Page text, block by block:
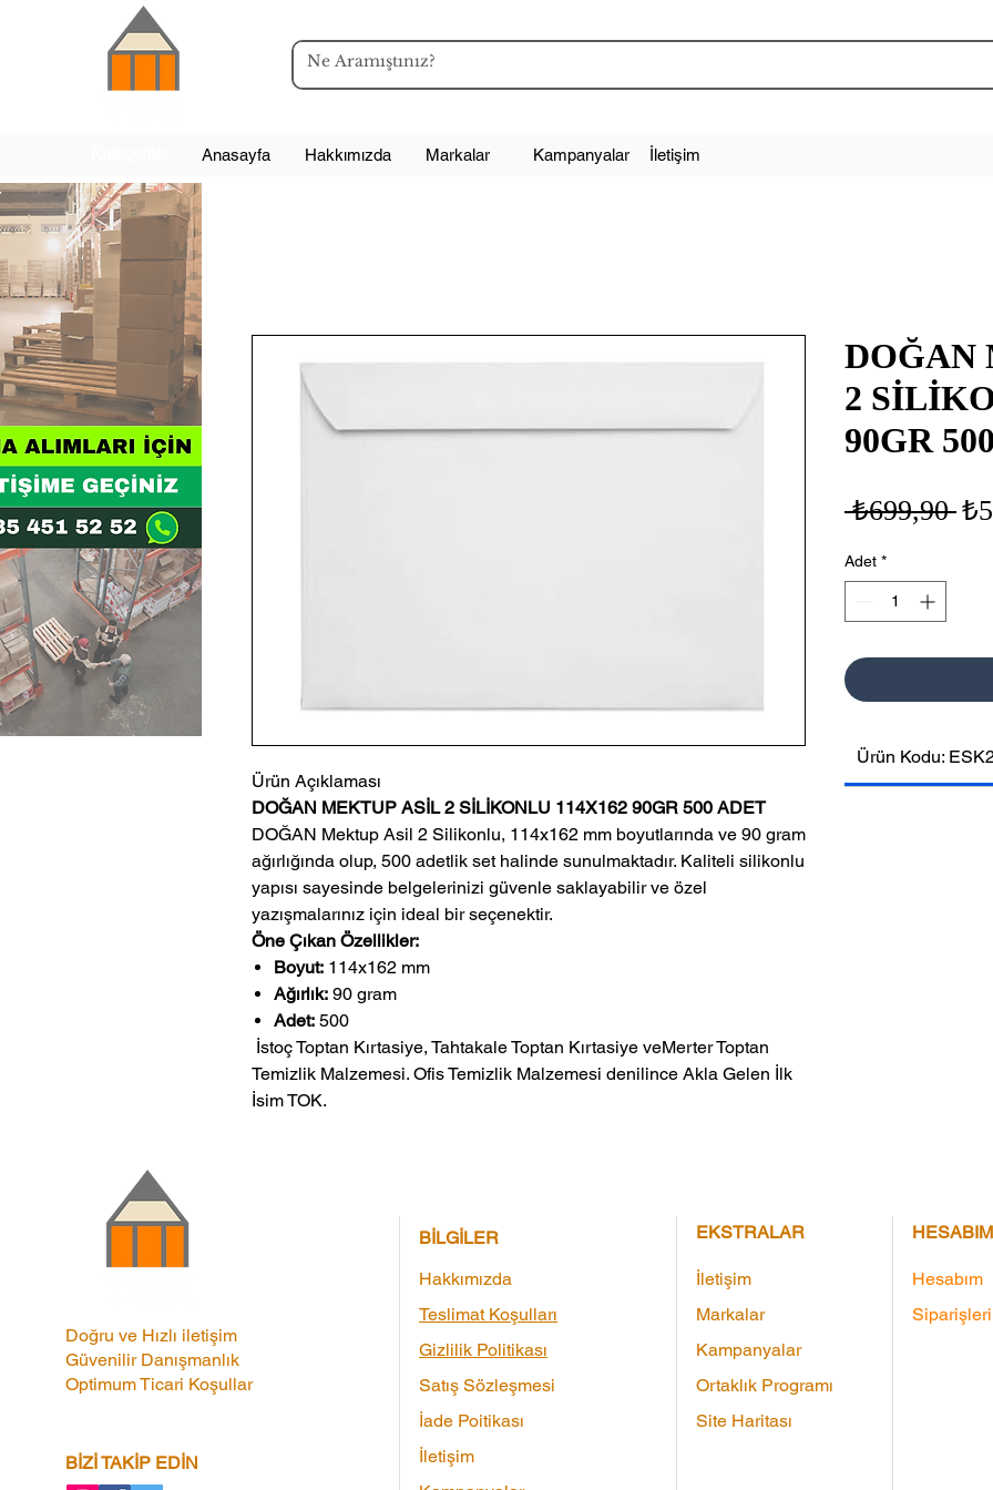
Anasayfa Hakkımızda Markalar Kampanyalar İletişim
Ürün Açıklaması
DOĞAN MEKTUP ASİL 2 SİLİKONLU 114X162 90GR 500 ADET
DOĞAN Mektup Asil 2 Silikonlu, 114x162 mm boyutlarında ve 90 gram
ağırlığında olup, 500 adetlik set halinde sunulmaktadır. Kaliteli silikonlu
yapısı sayesinde belgelerinizi güvenle saklayabilir ve özel
yazışmalarınız için ideal bir seçenektir.
Öne Çıkan Özellikler:
Boyut: 114x162 mm
Ağırlık: 90 gram
Adet: 500
Temizlik Malzemesi. Ofis Temizlik Malzemesi denilince Akla Gelen İlk
İsim TOK.
DOĞAN
2
90GR
₺699,90
Adet *
Ürün Kodu:
Doğru ve Hızlı iletişim
Güvenilir Danışmanlık
Optimum Ticari Koşullar
BİZİ TAKİP EDİN
BİLGİLER
Hakkımızda
Teslimat Koşulları
Gizlilik Politikası
Satış Sözleşmesi
İade Poitikası
İletişim
EKSTRALAR
İletişim
Markalar
Kampanyalar
Ortaklık Programı
Site Haritası
HESABIM
Hesabım